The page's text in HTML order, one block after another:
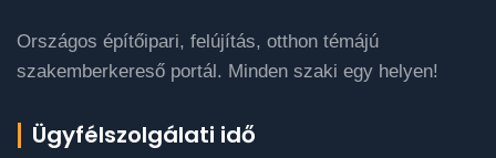
Országos építőipari, felújítás, otthon témájú
szakemberkereső portál. Minden szaki egy helyen!
Ügyfélszolgálati idő